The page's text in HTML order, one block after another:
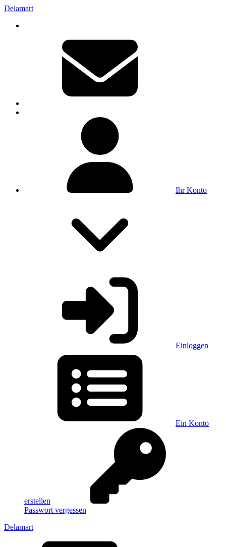
Delamart
Ihr Konto
Einloggen
Ein Konto
erstellen
Passwort vergessen
Delamart